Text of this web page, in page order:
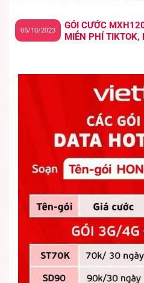
GÓI CƯỚC
MIỄN PHÍ TIKTOK,
05/10/2023